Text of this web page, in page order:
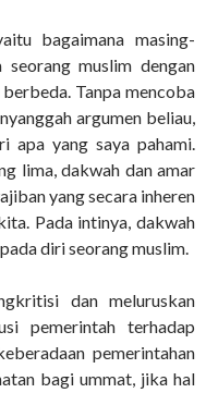
bagaimana masing-
muslim dengan
Tanpa mencoba
argumen beliau,
apa yang saya pahami.
lima, dakwah dan amar
yang secara inheren
Pada intinya, dakwah
diri seorang muslim.
dan meluruskan
pemerintah terhadap
pemerintahan
bagi ummat, jika hal